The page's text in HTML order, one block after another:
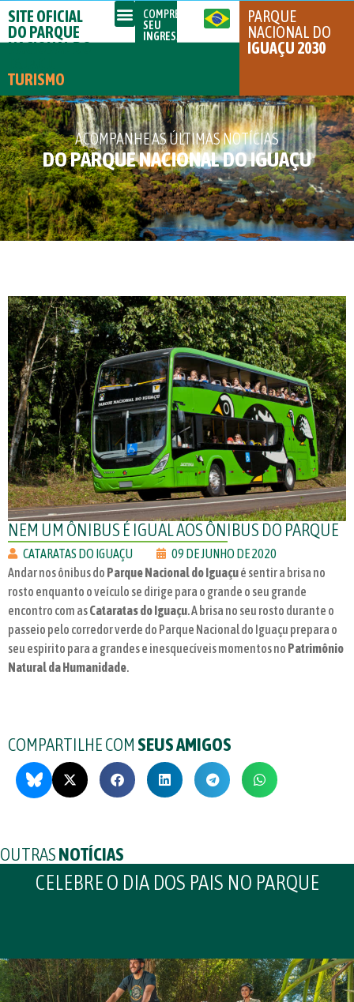
SITE OFICIAL
DO PARQUE
NACIONAL DO
TURISMO
COMPRE
SEU
INGRESSO
PARQUE
NACIONAL DO
IGUAÇU 2030
ACOMPANHE AS ÚLTIMAS NOTÍCIAS
DO PARQUE NACIONAL DO IGUAÇU
NEM UM ÔNIBUS É IGUAL AOS ÔNIBUS DO PARQUE
CATARATAS DO IGUAÇU
09 DE JUNHO DE 2020
Andar nos ônibus do Parque Nacional do Iguaçué sentir a brisa no
rosto enquanto o veículo se dirige para o grande o seu grande
encontro com asCataratas do Iguaçu. A brisa no seu rosto durante o
passeio pelo corredor verde do Parque Nacional do Iguaçu prepara o
seu espirito para a grandes e inesquecíveis momentos no Patrimônio
Natural da Humanidade.
COMPARTILHE COM SEUS AMIGOS
OUTRASNOTÍCIAS
CELEBRE O DIA DOS PAIS NO PARQUE